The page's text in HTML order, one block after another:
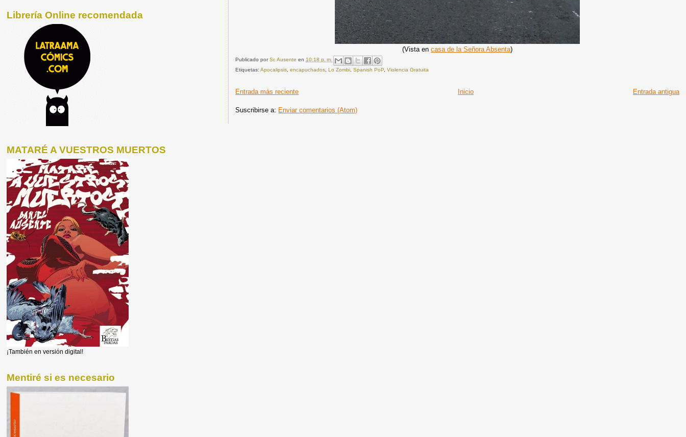
(Vista encasa de la Señora Absenta)
Publicado porSr. Ausenteen 10:18 p. m.
Etiquetas:Apocalipsis ,encapuchados ,Lo Zombi ,Spanish PoP,Violencia Gratuita
Entrada más reciente Entrada antigua
Inicio
Suscribirse a: Enviar comentarios (Atom)
Librería Online recomendada
MATARÉ A VUESTROS MUERTOS
¡También en versión digital!
Mentiré si es necesario